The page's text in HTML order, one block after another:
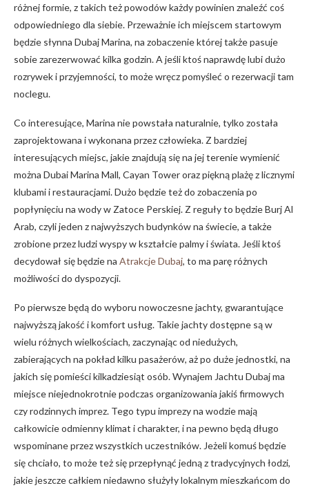
różnej formie, z takich też powodów każdy powinien znaleźć coś
odpowiedniego dla siebie. Przeważnie ich miejscem startowym
będzie słynna Dubaj Marina, na zobaczenie której także pasuje
sobie zarezerwować kilka godzin. A jeśli ktoś naprawdę lubi dużo
rozrywek i przyjemności, to może wręcz pomyśleć o rezerwacji tam
noclegu.
Co interesujące, Marina nie powstała naturalnie, tylko została
zaprojektowana i wykonana przez człowieka. Z bardziej
interesujących miejsc, jakie znajdują się na jej terenie wymienić
można Dubai Marina Mall, Cayan Tower oraz piękną plażę z licznymi
klubami i restauracjami. Dużo będzie też do zobaczenia po
popłynięciu na wody w Zatoce Perskiej. Z reguły to będzie Burj Al
Arab, czyli jeden z najwyższych budynków na świecie, a także
zrobione przez ludzi wyspy w kształcie palmy i świata. Jeśli ktoś
decydował się będzie na Atrakcje Dubaj, to ma parę różnych
możliwości do dyspozycji.
Po pierwsze będą do wyboru nowoczesne jachty, gwarantujące
najwyższą jakość i komfort usług. Takie jachty dostępne są w
wielu różnych wielkościach, zaczynając od niedużych,
zabierających na pokład kilku pasażerów, aż po duże jednostki, na
jakich się pomieści kilkadziesiąt osób. Wynajem Jachtu Dubaj ma
miejsce niejednokrotnie podczas organizowania jakiś firmowych
czy rodzinnych imprez. Tego typu imprezy na wodzie mają
całkowicie odmienny klimat i charakter, i na pewno będą długo
wspominane przez wszystkich uczestników. Jeżeli komuś będzie
się chciało, to może też się przepłynąć jedną z tradycyjnych łodzi,
jakie jeszcze całkiem niedawno służyły lokalnym mieszkańcom do